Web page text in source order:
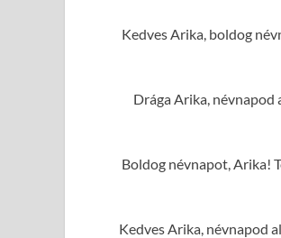
Kedves Arika, boldog
Drága Arika, névnapod
Boldog névnapot, Arika!
Kedves Arika, névnapod